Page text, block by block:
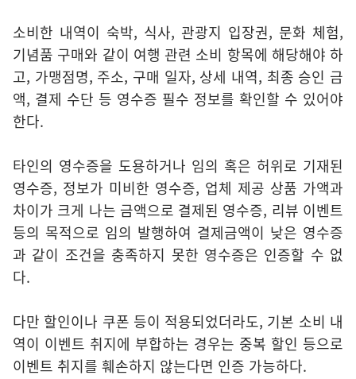
소비한 내역이 숙박, 식사, 관광지 입장권, 문화 체험,
기념품 구매와 같이 여행 관련 소비 항목에 해당해야 하
고, 가맹점명, 주소, 구매 일자, 상세 내역, 최종 승인 금
액, 결제 수단 등 영수증 필수 정보를 확인할 수 있어야
한다.
타인의 영수증을 도용하거나 임의 혹은 허위로 기재된
영수증, 정보가 미비한 영수증, 업체 제공 상품 가액과
차이가 크게 나는 금액으로 결제된 영수증, 리뷰 이벤트
등의 목적으로 임의 발행하여 결제금액이 낮은 영수증
과 같이 조건을 충족하지 못한 영수증은 인증할 수 없
다.
다만 할인이나 쿠폰 등이 적용되었더라도, 기본 소비 내
역이 이벤트 취지에 부합하는 경우는 중복 할인 등으로
이벤트 취지를 훼손하지 않는다면 인증 가능하다.